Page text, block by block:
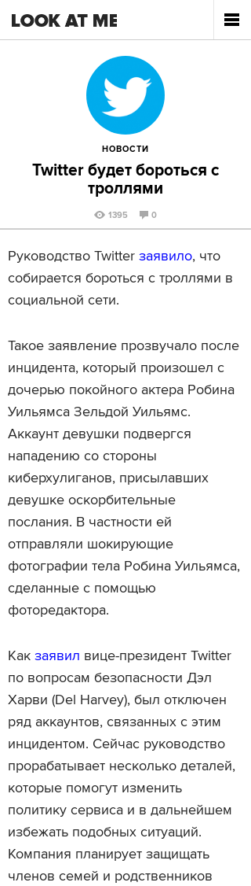
НОВОСТИ
Twitter будет бороться с
троллями
1395 0
Руководство Twitter заявило, что
собирается бороться с троллями в
социальной сети.
Такое заявление прозвучало после
инцидента, который произошел с
дочерью покойного актера Робина
Уильямса Зельдой Уильямс.
Аккаунт девушки подвергся
нападению со стороны
киберхулиганов, присылавших
девушке оскорбительные
послания. В частности ей
отправляли шокирующие
фотографии тела Робина Уильямса,
сделанные с помощью
фоторедактора.
Как заявил вице-президент Twitter
по вопросам безопасности Дэл
Харви (Del Harvey), был отключен
ряд аккаунтов, связанных с этим
инцидентом. Сейчас руководство
прорабатывает несколько деталей,
которые помогут изменить
политику сервиса и в дальнейшем
избежать подобных ситуаций.
Компания планирует защищать
членов семей и родственников